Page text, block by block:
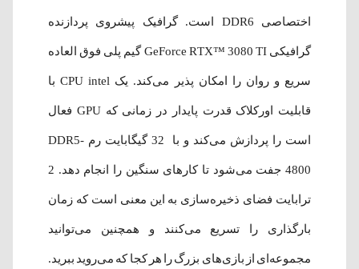
اختصاصی DDR6 است. گرافیک پیشروی پردازنده
گرافیکی GeForce RTX™ 3080 TI گیم پلی فوق العاده
سریع و روان را امکان پذیر می‌کند. یک CPU intel با
قابلیت اورکلاک قدرت پایدار در زمانی که GPU فعال
است را پردازش می‌کند و با 32 گیگابایت رم DDR5-
4800 جفت می‌شود تا کارهای سنگین را انجام دهد. 2
ترابایت فضای ذخیره‌سازی به این معنی است که زمان
بارگذاری را تسریع می‌کنند و همچنین می‌توانید
مجموعه‌ای از بازی‌های بزرگ را هر کجا که می‌روید ببرید.